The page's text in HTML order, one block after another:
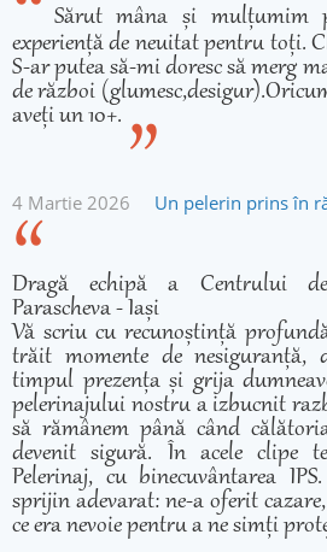
Sărut mâna și
experiență de neuitat pentru toți.
S-ar putea să-mi doresc să merg
de război
aveți un 10+.
4 Martie 2026 Un pelerin prins în
Dragă echipă a Centrului
Parascheva - Iași
Vă scriu cu recunoștință
trăit momente de
timpul prezența și grija
pelerinajului nostru a izbucnit
să rămânem până când
devenit sigură. În acele clipe
Pelerinaj, cu binecuvântarea
sprijin adevarat: ne-a oferit
ce era nevoie pentru a ne simți